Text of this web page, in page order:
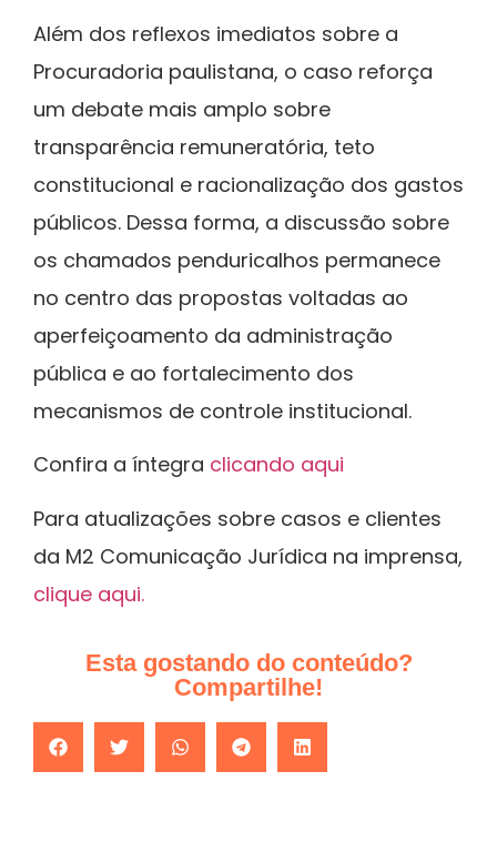
Além dos reflexos imediatos sobre a
Procuradoria paulistana, o caso reforça
um debate mais amplo sobre
transparência remuneratória, teto
constitucional e racionalização dos gastos
públicos. Dessa forma, a discussão sobre
os chamados penduricalhos permanece
no centro das propostas voltadas ao
aperfeiçoamento da administração
pública e ao fortalecimento dos
mecanismos de controle institucional.
Confira a íntegra clicando aqui
Para atualizações sobre casos e clientes
da M2 Comunicação Jurídica na imprensa,
clique aqui.
Esta gostando do conteúdo?
Compartilhe!